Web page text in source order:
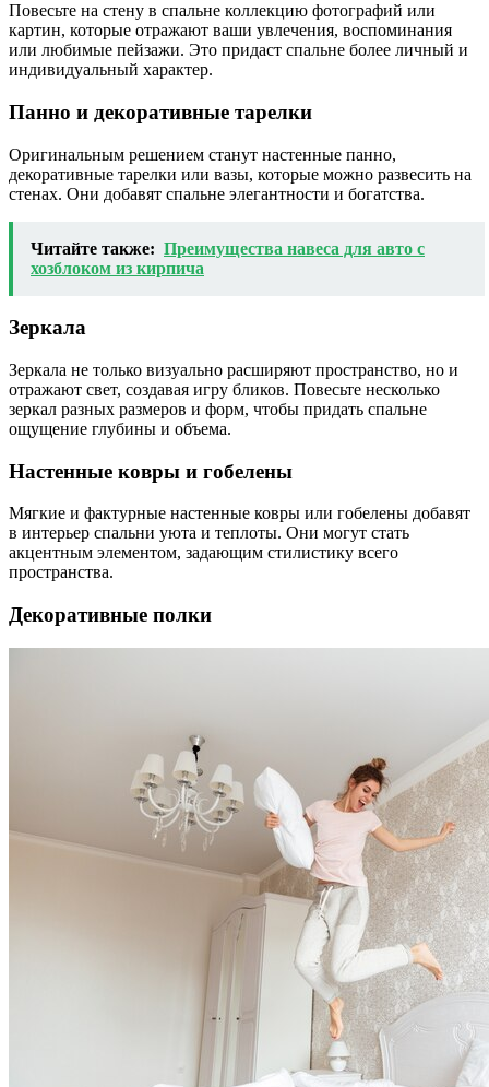
Повесьте на стену в спальне коллекцию фотографий или
картин, которые отражают ваши увлечения, воспоминания
или любимые пейзажи. Это придаст спальне более личный и
индивидуальный характер.
Панно и декоративные тарелки
Оригинальным решением станут настенные панно,
декоративные тарелки или вазы, которые можно развесить на
стенах. Они добавят спальне элегантности и богатства.
Читайте также: Преимущества навеса для авто с
хозблоком из кирпича
Зеркала
Зеркала не только визуально расширяют пространство, но и
отражают свет, создавая игру бликов. Повесьте несколько
зеркал разных размеров и форм, чтобы придать спальне
ощущение глубины и объема.
Настенные ковры и гобелены
Мягкие и фактурные настенные ковры или гобелены добавят
в интерьер спальни уюта и теплоты. Они могут стать
акцентным элементом, задающим стилистику всего
пространства.
Декоративные полки